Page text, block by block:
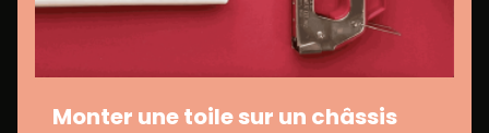
Monter une toile sur un châssis